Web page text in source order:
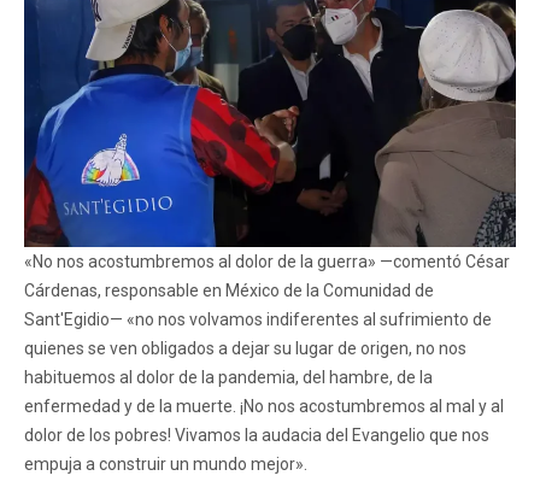
«No nos acostumbremos al dolor de la guerra» —comentó César
Cárdenas, responsable en México de la Comunidad de
Sant'Egidio— «no nos volvamos indiferentes al sufrimiento de
quienes se ven obligados a dejar su lugar de origen, no nos
habituemos al dolor de la pandemia, del hambre, de la
enfermedad y de la muerte. ¡No nos acostumbremos al mal y al
dolor de los pobres! Vivamos la audacia del Evangelio que nos
empuja a construir un mundo mejor».